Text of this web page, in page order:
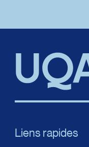
Liens rapides